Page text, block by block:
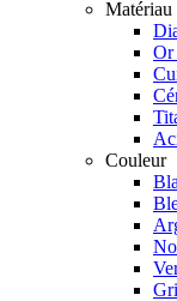
Matériau
Or
Couleur